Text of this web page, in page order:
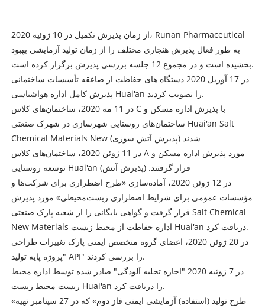
از زمان پذیرش تکمیل در 10 ژوئیه 2020، Runan Pharmaceutical
به طور فعال پذیرش هنجاری مختلف را از زمان تولید آزمایشی بهبود
بخشیده است و در مجموع 12 جلسه بررسی پذیرش برگزار کرده است.
در 17 آوریل 2020 دستگاه های حفاظت از صاعقه تأسیسات ساختمانی
پذیرش کامل اداره هواشناسی Huai'an را تصویب کردند.
در 11 مه 2020، ساختمان‌های کلاس C با پذیرش اداره مسکن و
ساختمان‌های روستایی شهرسازی در شهرک صنعتی Huai'an Salt
Chemical Materials New شدند (پذیرش آتش سوزی)
در 11 ژوئن 2020، ساختمان‌های کلاس A مورد پذیرش اداره مسکن و
توسعه روستایی Huai'an قرار گرفتند. (پذیرش آتش)
در 12 ژوئن 2020، آماده‌سازی «طرح اضطراری برای شرکت‌ها و
مؤسسات عمومی برای شرایط اضطراری زیست‌محیطی» مورد پذیرش
قرار گرفت و گواهی بایگانی را از شعبه پارک صنعتی Salt Chemical
New Materials اداره حفاظت از محیط زیست Huai'an دریافت کرد.
در 20 ژوئن 2020، اعضای گروه متخصص ایمنی پارک تغییرات طراحی
"پروژه پایه تولید API" را بررسی کردند.
در 7 ژوئیه 2020 "اجازه تخلیه آلودگی" صادر شده توسط اداره محیط
زیست محیط زیست Huai'an را دریافت کرد.
«طرح تولید (استفاده) آزمایشی ایمنی فاز دوم» که در 27 سپتامبر تهیه